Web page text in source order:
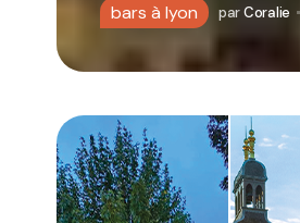
bars à lyon parCoralie